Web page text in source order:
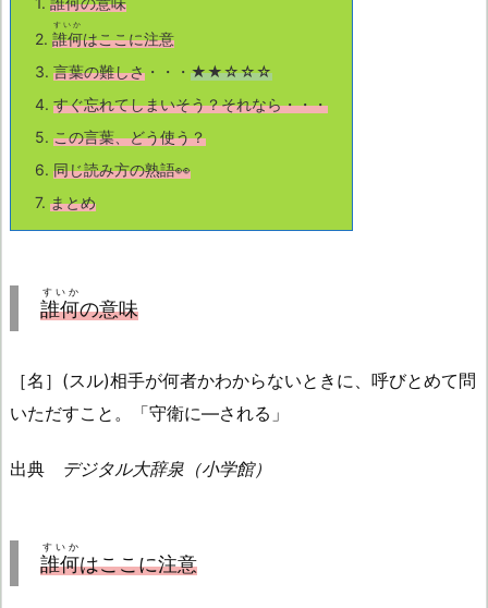
2. 誰何
すいか
はここに注意
3. 言葉の難しさ ・・・ ★★☆☆☆
4. すぐ忘れてしまいそう？それなら・・・
5. この言葉、どう使う？
6. 同じ読み方の熟語👀
7. まとめ
誰何
すいか
の意味
［名］(スル)相手が何者かわからないときに、呼びとめて問
いただすこと。「守衛に—される」
出典 デジタル大辞泉（小学館）
誰何
すいか
はここに注意